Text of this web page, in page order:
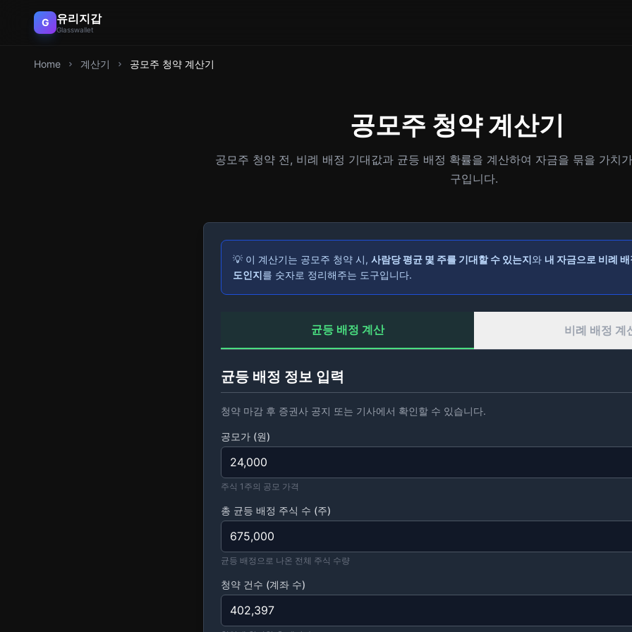
G 유리지갑
Glasswallet
Home 계산기 공모주 청약 계산기
공모주 청약 계산기
공모주 청약 전, 비례 배정 기대값과 균등 배정 확률을 계산하여 자금을 묶을 가치
구입니다.
💡 이 계산기는 공모주 청약 시, 사람당 평균 몇 주를 기대할 수 있는지와 내 자금으로 비례
도인지를 숫자로 정리해주는 도구입니다.
균등 배정 계산 비례 배정 계
균등 배정 정보 입력
청약 마감 후 증권사 공지 또는 기사에서 확인할 수 있습니다.
공모가 (원)
주식 1주의 공모 가격
총 균등 배정 주식 수 (주)
균등 배정으로 나온 전체 주식 수량
청약 건수 (계좌 수)